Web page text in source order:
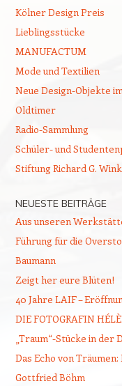
Kölner Design Preis
Lieblingsstücke
MANUFACTUM
Mode und Textilien
Neue Design-Objekte
Oldtimer
Radio-Sammlung
Schüler- und
Stiftung Richard G.
NEUESTE BEITRÄGE
Aus unseren
Führung für die
Baumann
Zeigt her eure Blüten!
40 Jahre LAIF –
DIE FOTOGRAFIN
„Traum“-Stücke in der
Das Echo von
Gottfried Böhm